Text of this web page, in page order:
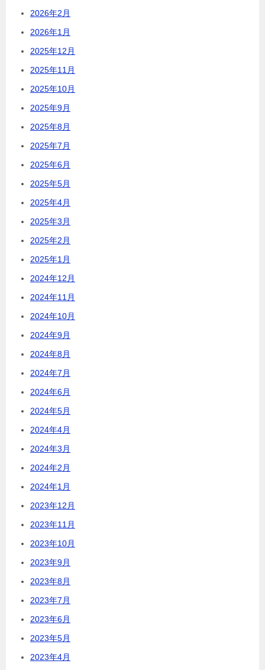
2026年2月
2026年1月
2025年12月
2025年11月
2025年10月
2025年9月
2025年8月
2025年7月
2025年6月
2025年5月
2025年4月
2025年3月
2025年2月
2025年1月
2024年12月
2024年11月
2024年10月
2024年9月
2024年8月
2024年7月
2024年6月
2024年5月
2024年4月
2024年3月
2024年2月
2024年1月
2023年12月
2023年11月
2023年10月
2023年9月
2023年8月
2023年7月
2023年6月
2023年5月
2023年4月